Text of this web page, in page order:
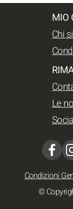
MIO
Chi
Le
Condizioni
©